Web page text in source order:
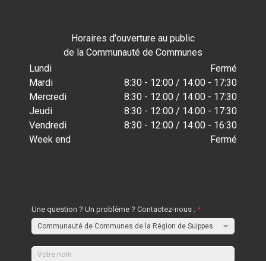
Horaires d'ouverture au public
de la Communauté de Communes
Lundi
Fermé
Mardi
8:30 - 12:00 / 14:00 - 17:30
Mercredi
8:30 - 12:00 / 14:00 - 17:30
Jeudi
8:30 - 12:00 / 14:00 - 17:30
Vendredi
8:30 - 12:00 / 14:00 - 16:30
Week end
Fermé
Une question ? Un problème ? Contactez-nous :*